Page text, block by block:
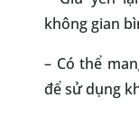
không gian
– Có thể
để sử dụng